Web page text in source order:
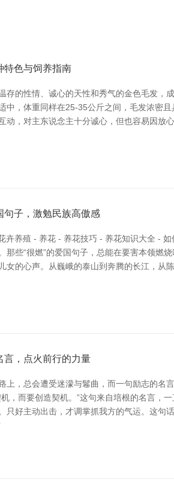
特色与饲养指南
存的性情、诚心的天性和秀气的金色毛发，
中，体重同样在25-35公斤之间，毛发浓密
动，对主东说念主十分诚心，但也容易因放
句子，激勉民族高傲感
卉养殖 - 养花 - 养花技巧 - 养花知识大全 -
那些“很燃”的爱国句子，总能在要害本领燃
女的心声。从巍峨的泰山到奔腾的长江，从
言，点火前行的力量
上，总会遭受迷濛与鬈曲，而一句励志的名
机，而要创造契机。”这句来自培根的名言，
只好主动出击，才调掌抓我方的气运。这句